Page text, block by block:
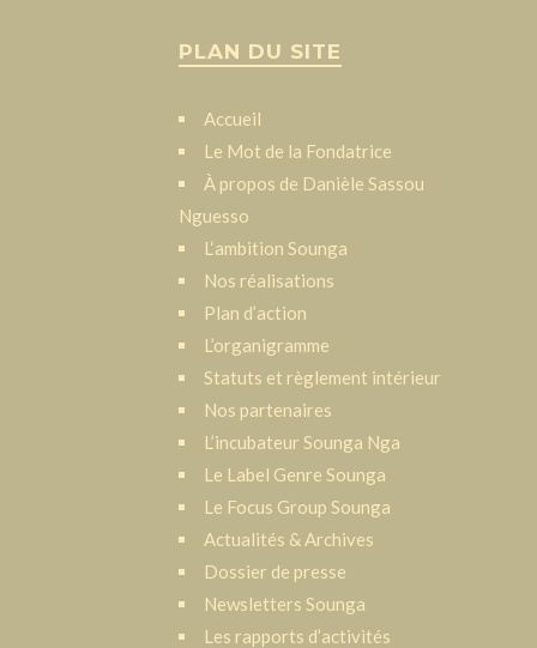
PLAN DU SITE
Accueil
Le Mot de la Fondatrice
À propos de Danièle Sassou
Nguesso
L‘ambition Sounga
Nos réalisations
Plan d’action
L’organigramme
Statuts et règlement intérieur
Nos partenaires
L’incubateur Sounga Nga
Le Label Genre Sounga
Le Focus Group Sounga
Actualités & Archives
Dossier de presse
Newsletters Sounga
Les rapports d’activités